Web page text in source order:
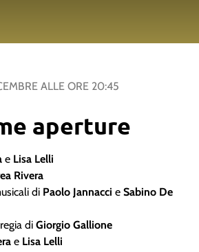
ALLE ORE 20:45
aperture
e Lisa Lelli
Rivera
di Paolo Jannacci e Sabino De
di Giorgio Gallione
e Lisa Lelli